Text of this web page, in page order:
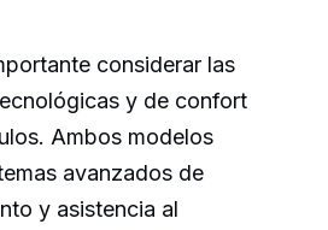
considerar las
y de confort
Ambos modelos
avanzados de
y asistencia al